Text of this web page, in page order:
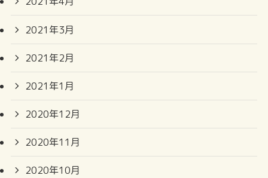
2021年3月
2021年2月
2021年1月
2020年12月
2020年11月
2020年10月